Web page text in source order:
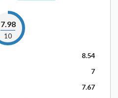
7.98
10
8.54
7
7.67